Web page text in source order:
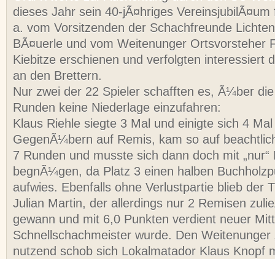
dieses Jahr sein 40-jÃ¤hriges
a. vom Vorsitzenden der Schachfreunde
BÃ¤uerle und vom Weitenunger Ortsvorsteher
Kiebitze erschienen und verfolgten interessiert
an den Brettern.
Nur zwei der 22 Spieler schafften es, Ã¼ber
Runden keine Niederlage einzufahren:
Klaus Riehle siegte 3 Mal und einigte sich 4
GegenÃ¼bern auf Remis, kam so auf
7 Runden und musste sich dann doch mit „nur“
begnÃ¼gen, da Platz 3 einen halben
aufwies. Ebenfalls ohne Verlustpartie blieb der
Julian Martin, der allerdings nur 2 Remisen
gewann und mit 6,0 Punkten verdient neuer
Schnellschachmeister wurde. Den Weitenunger
nutzend schob sich Lokalmatador Klaus Knopf